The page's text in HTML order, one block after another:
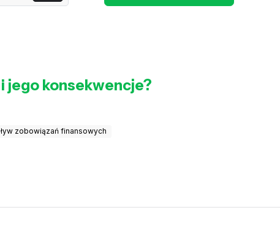
i jego konsekwencje?
zobowiązań finansowych